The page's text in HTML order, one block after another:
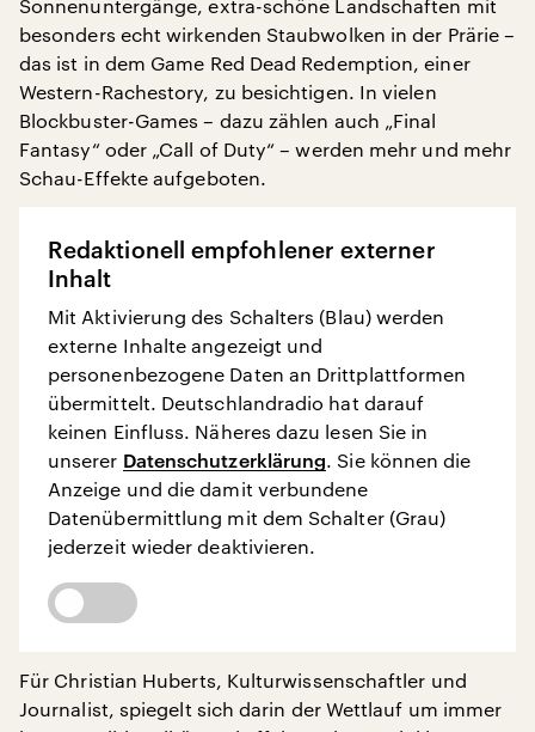
Sonnenuntergänge, extra-schöne Landschaften mit
besonders echt wirkenden Staubwolken in der Prärie –
das ist in dem Game Red Dead Redemption, einer
Western-Rachestory, zu besichtigen. In vielen
Blockbuster-Games – dazu zählen auch „Final
Fantasy“ oder „Call of Duty“ – werden mehr und mehr
Schau-Effekte aufgeboten.
Redaktionell empfohlener externer
Inhalt
Mit Aktivierung des Schalters (Blau) werden
externe Inhalte angezeigt und
personenbezogene Daten an Drittplattformen
übermittelt. Deutschlandradio hat darauf
keinen Einfluss. Näheres dazu lesen Sie in
unserer Datenschutzerklärung. Sie können die
Anzeige und die damit verbundene
Datenübermittlung mit dem Schalter (Grau)
jederzeit wieder deaktivieren.
Für Christian Huberts, Kulturwissenschaftler und
Journalist, spiegelt sich darin der Wettlauf um immer